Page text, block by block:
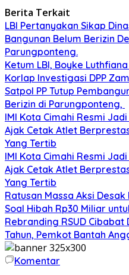
Berita Terkait
LBI Pertanyakan Sikap
Bangunan Belum Berizin
Parungponteng.
Ketum LBI, Boyke
Korlap Investigasi DPP
Satpol PP Tutup
Berizin di Parungponteng,
IMI Kota Cimahi Resmi
Ajak Cetak Atlet
Yang Tertib
IMI Kota Cimahi Resmi
Ajak Cetak Atlet
Yang Tertib
Ratusan Massa Aksi
Soal Hibah Rp30 Miliar
Rebranding RSUD Cibabat
Tahun, Pemkot Bantah
Komentar